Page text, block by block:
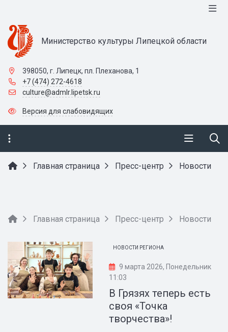
Министерство культуры Липецкой области
398050, г. Липецк, пл. Плеханова, 1
+7 (474) 272-4618
culture@admlr.lipetsk.ru
Версия для слабовидящих
Главная страница Пресс-центр Новости
Главная страница Пресс-центр Новости
НОВОСТИ РЕГИОНА
9 марта 2026, Понедельник
11:03
В Грязях теперь есть
своя «Точка
творчества»!